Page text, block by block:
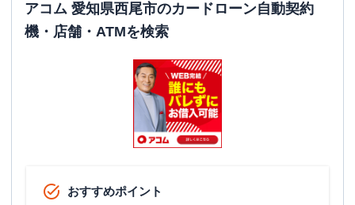
アコム 愛知県西尾市のカードローン自動契約
機・店舗・ATMを検索
おすすめポイント